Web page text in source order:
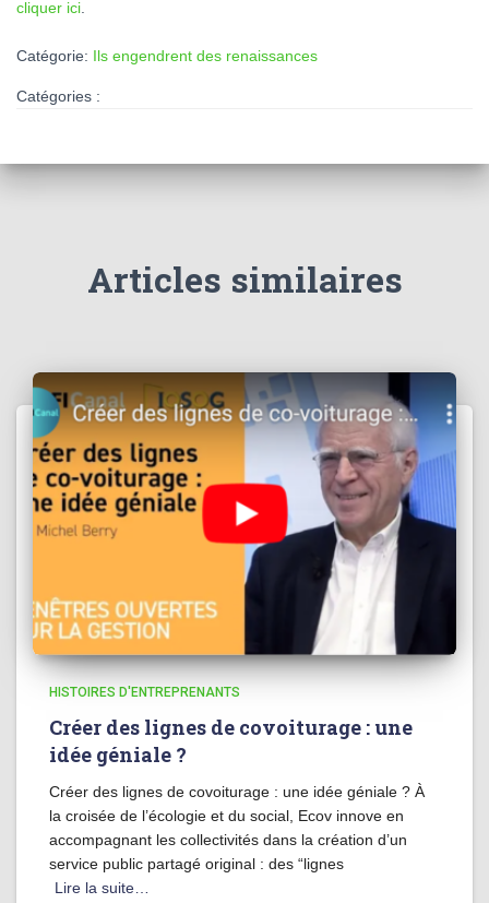
cliquer ici
Catégorie: Ils engendrent des renaissances
Catégories :
Articles similaires
HISTOIRES D'ENTREPRENANTS
Créer des lignes de covoiturage : une
idée géniale ?
Créer des lignes de covoiturage : une idée géniale ? À
la croisée de l’écologie et du social, Ecov innove en
accompagnant les collectivités dans la création d’un
service public partagé original : des “lignes
Lire la suite…